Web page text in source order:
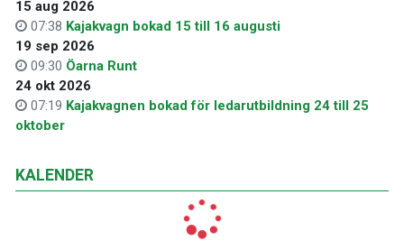
15 aug 2026
07:38 Kajakvagn bokad 15 till 16 augusti
19 sep 2026
09:30 Öarna Runt
24 okt 2026
07:19 Kajakvagnen bokad för ledarutbildning 24 till 25
oktober
KALENDER